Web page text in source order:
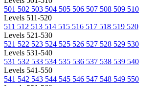
501 502 503 504 505 506 507 508 509 510
Levels 511-520
511 512 513 514 515 516 517 518 519 520
Levels 521-530
521 522 523 524 525 526 527 528 529 530
Levels 531-540
531 532 533 534 535 536 537 538 539 540
Levels 541-550
541 542 543 544 545 546 547 548 549 550